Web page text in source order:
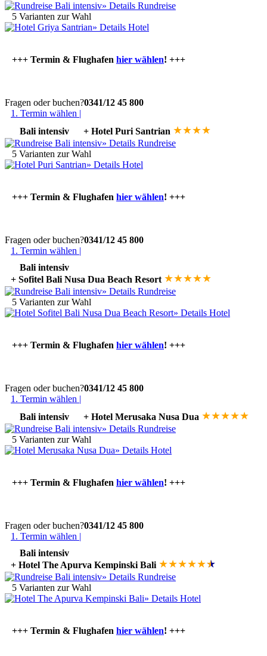
» Details Rundreise
5 Varianten zur Wahl
» Details Hotel
+++ Termin & Flughafen hier wählen! +++
Fragen oder buchen?0341/12 45 800
1. Termin wählen |
Bali intensiv + Hotel Puri Santrian ★★★★
» Details Rundreise
5 Varianten zur Wahl
» Details Hotel
+++ Termin & Flughafen hier wählen! +++
Fragen oder buchen?0341/12 45 800
1. Termin wählen |
Bali intensiv
+ Sofitel Bali Nusa Dua Beach Resort ★★★★★
» Details Rundreise
5 Varianten zur Wahl
» Details Hotel
+++ Termin & Flughafen hier wählen! +++
Fragen oder buchen?0341/12 45 800
1. Termin wählen |
Bali intensiv + Hotel Merusaka Nusa Dua ★★★★★
» Details Rundreise
5 Varianten zur Wahl
» Details Hotel
+++ Termin & Flughafen hier wählen! +++
Fragen oder buchen?0341/12 45 800
1. Termin wählen |
Bali intensiv
+ Hotel The Apurva Kempinski Bali ★★★★★★
★
» Details Rundreise
5 Varianten zur Wahl
» Details Hotel
+++ Termin & Flughafen hier wählen! +++